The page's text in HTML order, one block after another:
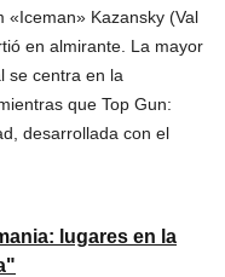
«Iceman» Kazansky (Val
en almirante. La mayor
se centra en la
que Top Gun:
desarrollada con el
lugares en la